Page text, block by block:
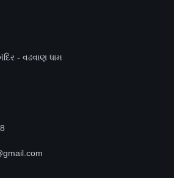
- વઢવાણ ધામ